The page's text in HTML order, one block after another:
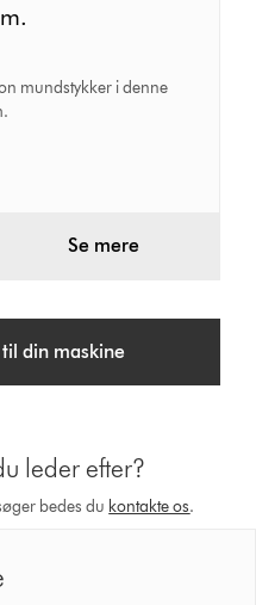
mundstykker i denne
Se mere
din maskine
leder efter?
bedes du kontakte os.